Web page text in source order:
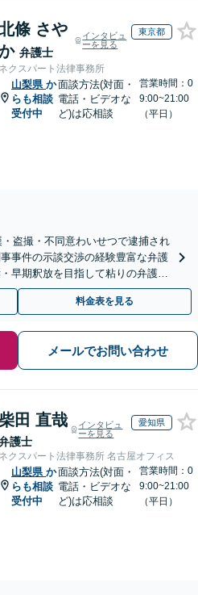
條 さや
弁護士
インタビュ
ーを見る
東京都
ネクスパート法律事務所
山梨県 か
らも相談
受付中
面談方法(対面・
電話・ビデオな
ど)は応相談
営業時間：0
9:00~21:00
（平日）
・盗撮・不同意わいせつで逮捕され
事件の示談交渉の経験豊富な弁護
早期釈放を目指して粘りの弁護活
料金表を見る
メールでお問い合わせ
柴田 直哉
護士
インタビュ
ーを見る
愛知県
ネクスパート法律事務所 名古屋オフィス
山梨県 か
らも相談
受付中
面談方法(対面・
電話・ビデオな
ど)は応相談
営業時間：0
9:00~21:00
（平日）